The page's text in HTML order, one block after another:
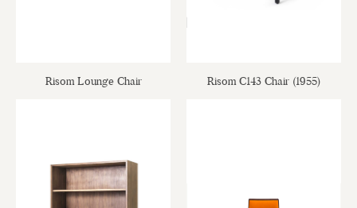
Risom Lounge Chair Risom C143 Chair (1955)